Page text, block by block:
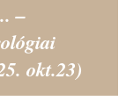
–
okt.23)